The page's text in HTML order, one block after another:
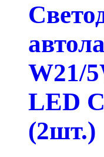
W21/
LED
(2шт.)